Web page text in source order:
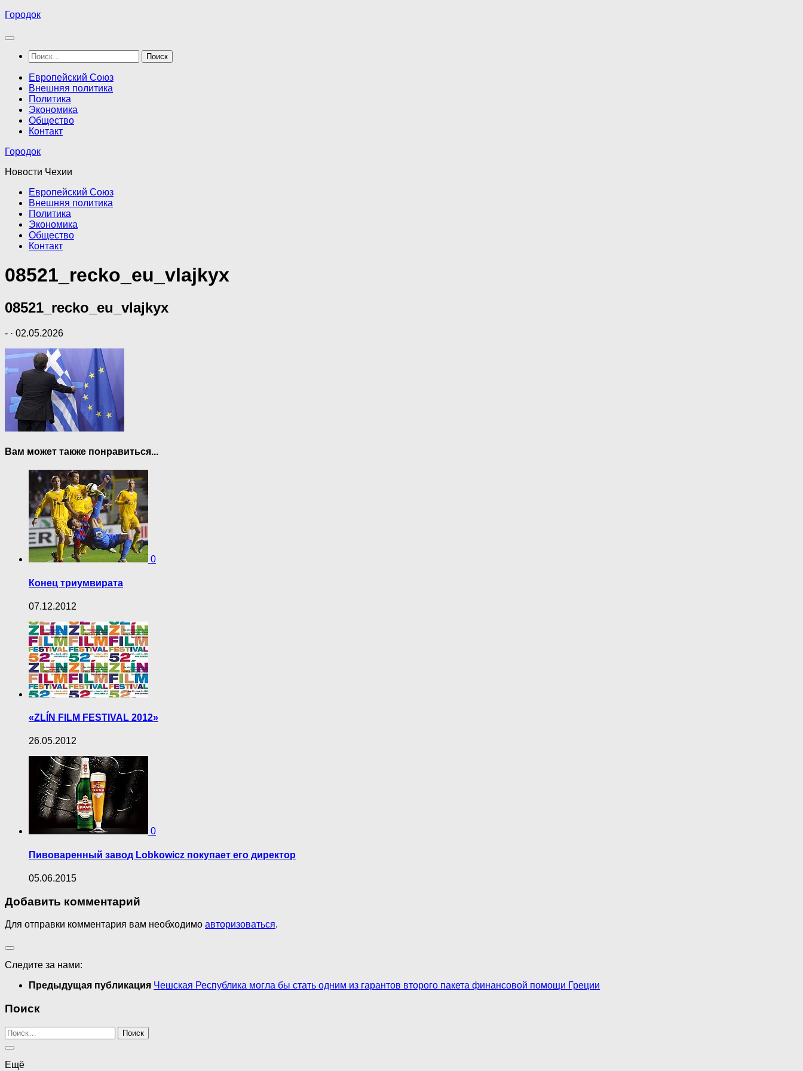
Перейти
содержимому
Городок
Найти:
Европейский Союз
Внешняя политика
Политика
Экономика
Общество
Контакт
Городок
Новости Чехии
Европейский Союз
Внешняя политика
Политика
Экономика
Общество
Контакт
08521_recko_eu_vlajkyx
08521_recko_eu_vlajkyx
- · 02.05.2026
Вам может также понравиться...
0
Конец триумвирата
07.12.2012
«ZLÍN FILM FESTIVAL 2012»
26.05.2012
0
Пивоваренный завод Lobkowicz покупает его директор
05.06.2015
Добавить комментарий
Для отправки комментария вам необходимо авторизоваться.
Следите за нами:
Предыдущая публикация Чешская Республика могла бы стать одним из гарантов второго пакета финансовой помощи Греции
Поиск
Найти:
Ещё